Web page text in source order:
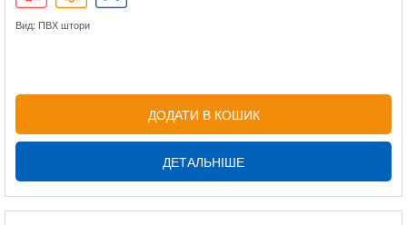
Вид: ПВХ штори
ДОДАТИ В КОШИК
ДЕТАЛЬНІШЕ